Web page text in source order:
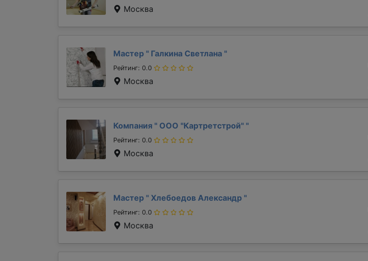
Москва
Мастер " Галкина Светлана "
Рейтинг: 0.0
Москва
Компания " ООО "Картретстрой" "
Рейтинг: 0.0
Москва
Мастер " Хлебоедов Александр "
Рейтинг: 0.0
Москва